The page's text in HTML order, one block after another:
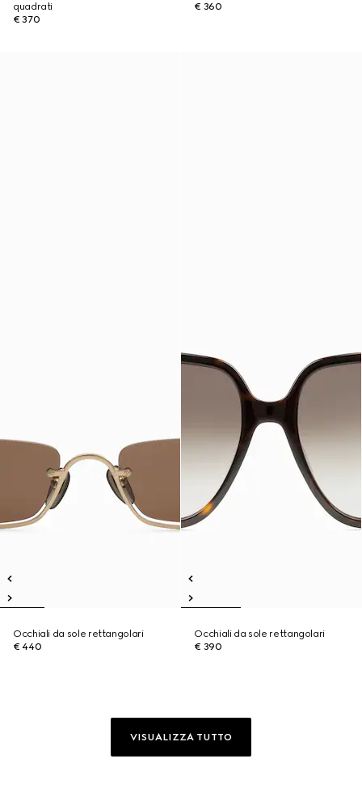
quadrati
€ 370
€ 360
Occhiali da sole rettangolari
€ 440
Occhiali da sole rettangolari
€ 390
VISUALIZZA TUTTO